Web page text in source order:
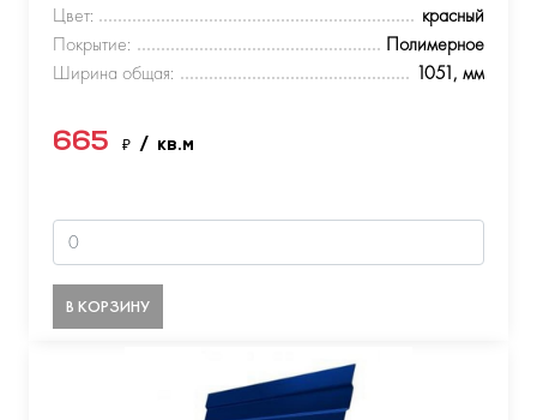
Цвет:
красный
Покрытие:
Полимерное
Ширина общая:
1051, мм
665 ₽ / кв.м
В КОРЗИНУ